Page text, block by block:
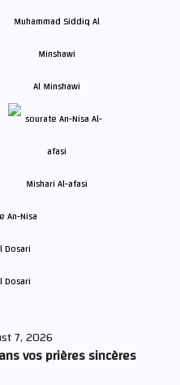
Al Minshawi
Mishari Al-afasi
Dosari
7, 2026
vos prières sincères